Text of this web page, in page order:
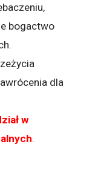
bogactwo
dla
w
.